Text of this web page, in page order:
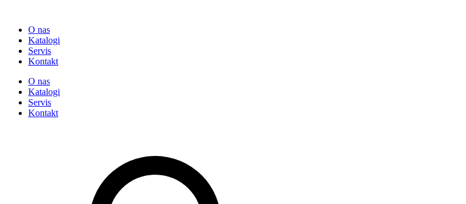
O nas
Katalogi
Servis
Kontakt
O nas
Katalogi
Servis
Kontakt